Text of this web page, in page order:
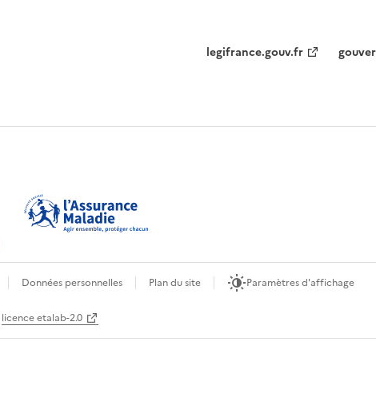
legifrance.gouv.fr
Données personnelles Plan du site Paramètres d'affichage
licence etalab-2.0